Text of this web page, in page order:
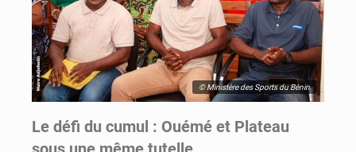
© Ministère des Sports du Bénin
Le défi du cumul : Ouémé et Plateau